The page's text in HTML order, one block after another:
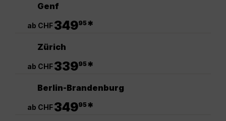
Genf
ab CHF34995*
Zürich
ab CHF33995*
Berlin-Brandenburg
ab CHF34995*